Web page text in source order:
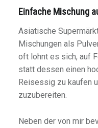
Einfache Mischung
Asiatische
Mischungen als
oft lohnt es sich, auf
statt dessen einen
Reisessig zu kaufen
zuzubereiten.
Neben der von mir